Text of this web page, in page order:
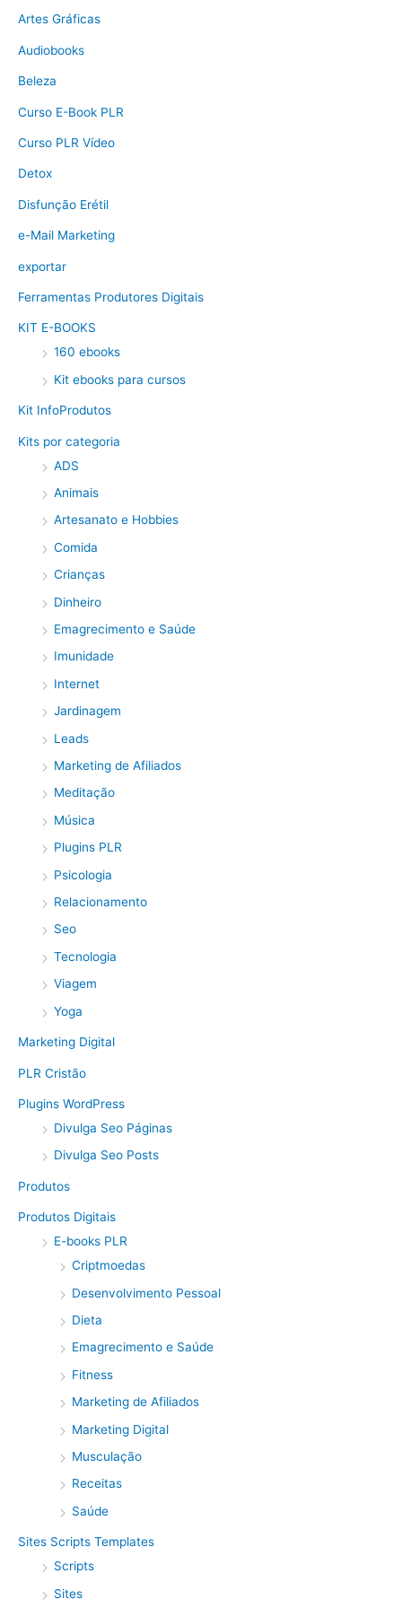
Artes Gráficas
Audiobooks
Beleza
Curso E-Book PLR
Curso PLR Vídeo
Detox
Disfunção Erétil
e-Mail Marketing
exportar
Ferramentas Produtores Digitais
KIT E-BOOKS
160 ebooks
Kit ebooks para cursos
Kit InfoProdutos
Kits por categoria
ADS
Animais
Artesanato e Hobbies
Comida
Crianças
Dinheiro
Emagrecimento e Saúde
Imunidade
Internet
Jardinagem
Leads
Marketing de Afiliados
Meditação
Música
Plugins PLR
Psicologia
Relacionamento
Seo
Tecnologia
Viagem
Yoga
Marketing Digital
PLR Cristão
Plugins WordPress
Divulga Seo Páginas
Divulga Seo Posts
Produtos
Produtos Digitais
E-books PLR
Criptmoedas
Desenvolvimento Pessoal
Dieta
Emagrecimento e Saúde
Fitness
Marketing de Afiliados
Marketing Digital
Musculação
Receitas
Saúde
Sites Scripts Templates
Scripts
Sites